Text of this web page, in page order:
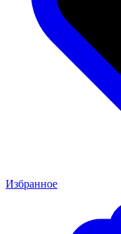
Избранное